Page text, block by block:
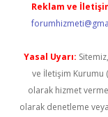
Reklam ve
Yasal Uyarı:
ve İletişim Kurumu
olarak hizmet
olarak denetleme